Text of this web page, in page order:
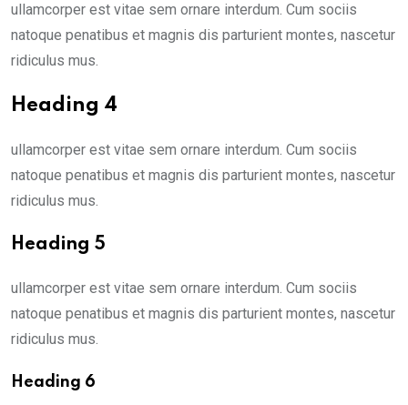
ullamcorper est vitae sem ornare interdum. Cum sociis
natoque penatibus et magnis dis parturient montes, nascetur
ridiculus mus.
Heading 4
ullamcorper est vitae sem ornare interdum. Cum sociis
natoque penatibus et magnis dis parturient montes, nascetur
ridiculus mus.
Heading 5
ullamcorper est vitae sem ornare interdum. Cum sociis
natoque penatibus et magnis dis parturient montes, nascetur
ridiculus mus.
Heading 6